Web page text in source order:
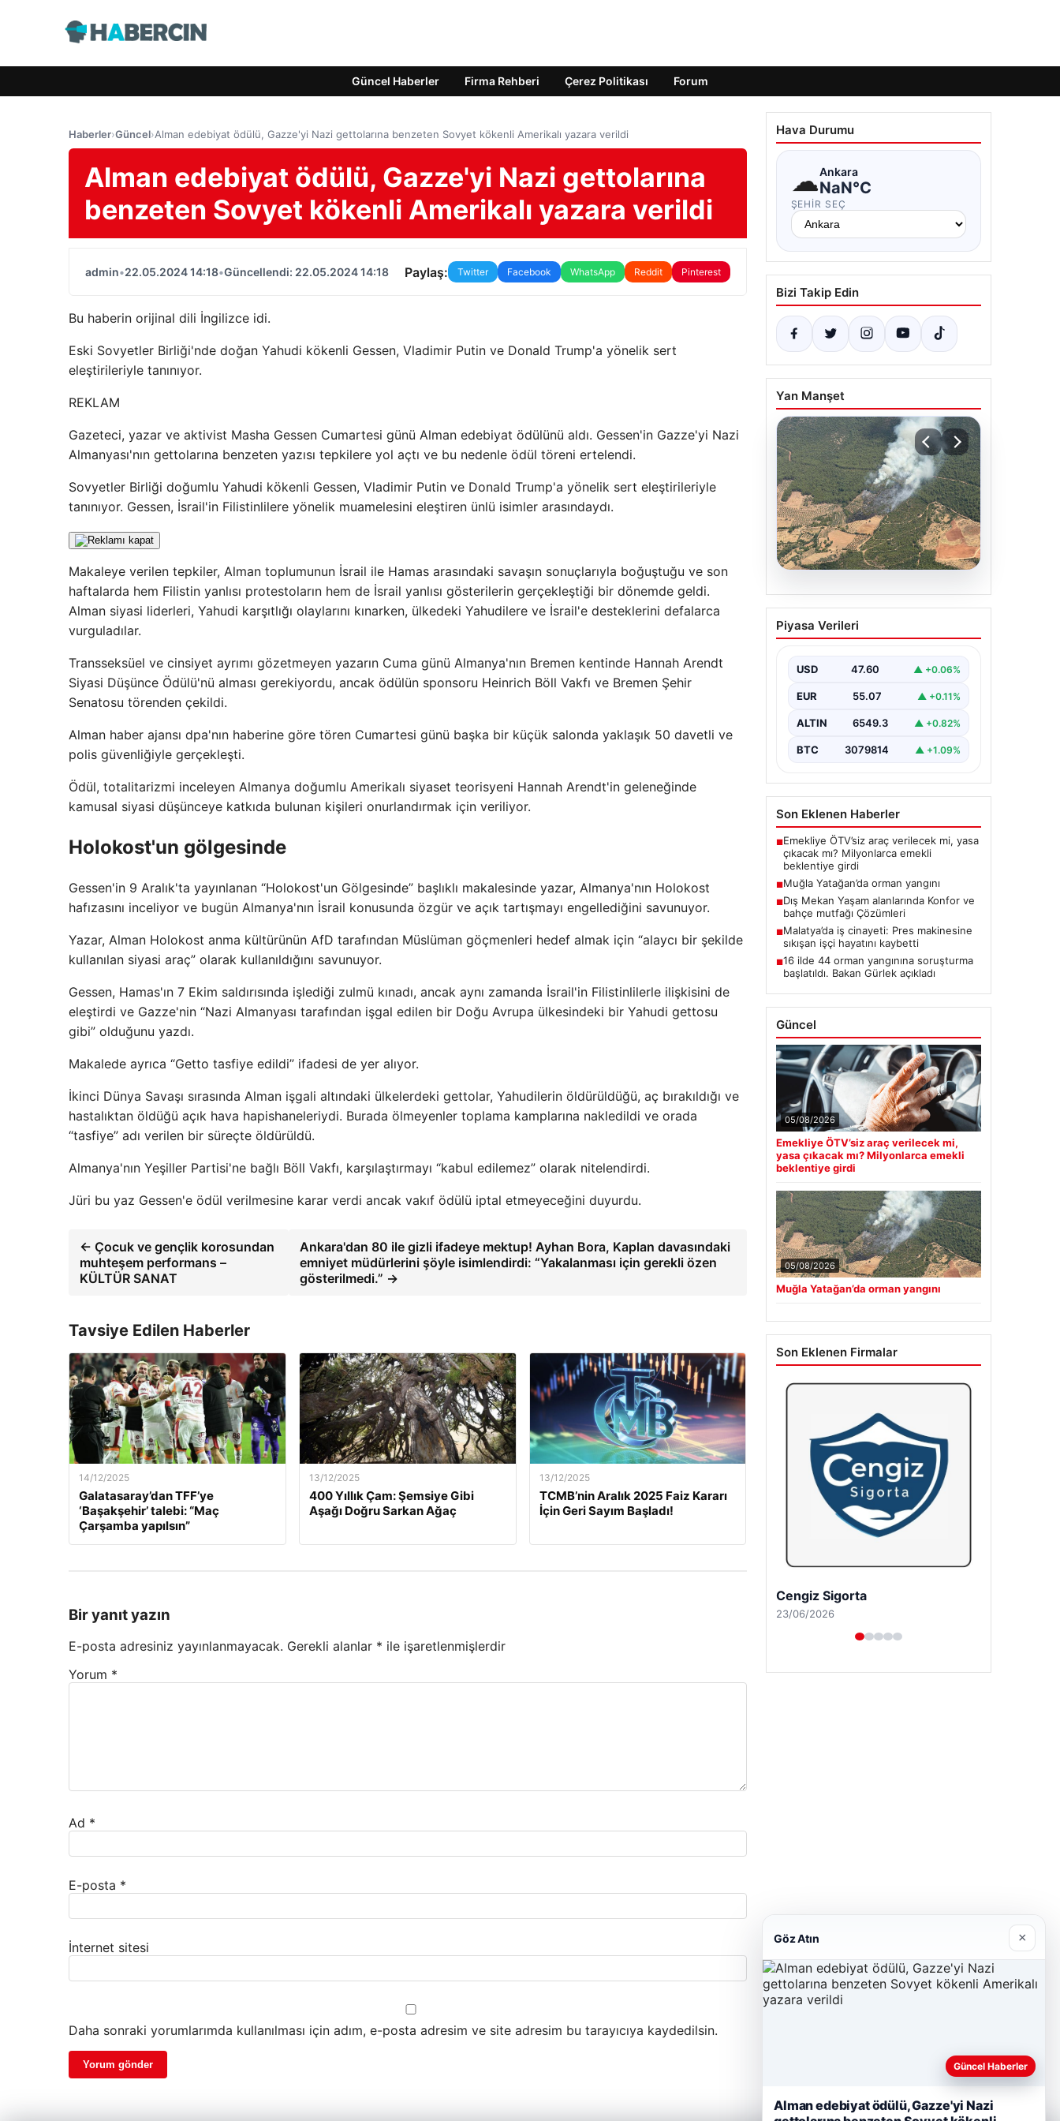
Güncel Haberler Firma Rehberi Çerez Politikası Forum
Haberler›Güncel›Alman edebiyat ödülü, Gazze'yi Nazi gettolarına benzeten Sovyet kökenli Amerikalı yazara verildi
Alman edebiyat ödülü, Gazze'yi Nazi gettolarına
benzeten Sovyet kökenli Amerikalı yazara verildi
admin•22.05.2024 14:18•Güncellendi: 22.05.2024 14:18 Paylaş: Twitter Facebook WhatsApp Reddit Pinterest
Bu haberin orijinal dili İngilizce idi.
Eski Sovyetler Birliği'nde doğan Yahudi kökenli Gessen, Vladimir Putin ve Donald Trump'a yönelik sert
eleştirileriyle tanınıyor.
REKLAM
Gazeteci, yazar ve aktivist Masha Gessen Cumartesi günü Alman edebiyat ödülünü aldı. Gessen'in Gazze'yi Nazi
Almanyası'nın gettolarına benzeten yazısı tepkilere yol açtı ve bu nedenle ödül töreni ertelendi.
Sovyetler Birliği doğumlu Yahudi kökenli Gessen, Vladimir Putin ve Donald Trump'a yönelik sert eleştirileriyle
tanınıyor. Gessen, İsrail'in Filistinlilere yönelik muamelesini eleştiren ünlü isimler arasındaydı.
Makaleye verilen tepkiler, Alman toplumunun İsrail ile Hamas arasındaki savaşın sonuçlarıyla boğuştuğu ve son
haftalarda hem Filistin yanlısı protestoların hem de İsrail yanlısı gösterilerin gerçekleştiği bir dönemde geldi.
Alman siyasi liderleri, Yahudi karşıtlığı olaylarını kınarken, ülkedeki Yahudilere ve İsrail'e desteklerini defalarca
vurguladılar.
Transseksüel ve cinsiyet ayrımı gözetmeyen yazarın Cuma günü Almanya'nın Bremen kentinde Hannah Arendt
Siyasi Düşünce Ödülü'nü alması gerekiyordu, ancak ödülün sponsoru Heinrich Böll Vakfı ve Bremen Şehir
Senatosu törenden çekildi.
Alman haber ajansı dpa'nın haberine göre tören Cumartesi günü başka bir küçük salonda yaklaşık 50 davetli ve
polis güvenliğiyle gerçekleşti.
Ödül, totalitarizmi inceleyen Almanya doğumlu Amerikalı siyaset teorisyeni Hannah Arendt'in geleneğinde
kamusal siyasi düşünceye katkıda bulunan kişileri onurlandırmak için veriliyor.
Holokost'un gölgesinde
Gessen'in 9 Aralık'ta yayınlanan “Holokost'un Gölgesinde” başlıklı makalesinde yazar, Almanya'nın Holokost
hafızasını inceliyor ve bugün Almanya'nın İsrail konusunda özgür ve açık tartışmayı engellediğini savunuyor.
Yazar, Alman Holokost anma kültürünün AfD tarafından Müslüman göçmenleri hedef almak için “alaycı bir şekilde
kullanılan siyasi araç” olarak kullanıldığını savunuyor.
Gessen, Hamas'ın 7 Ekim saldırısında işlediği zulmü kınadı, ancak aynı zamanda İsrail'in Filistinlilerle ilişkisini de
eleştirdi ve Gazze'nin “Nazi Almanyası tarafından işgal edilen bir Doğu Avrupa ülkesindeki bir Yahudi gettosu
gibi” olduğunu yazdı.
Makalede ayrıca “Getto tasfiye edildi” ifadesi de yer alıyor.
İkinci Dünya Savaşı sırasında Alman işgali altındaki ülkelerdeki gettolar, Yahudilerin öldürüldüğü, aç bırakıldığı ve
hastalıktan öldüğü açık hava hapishaneleriydi. Burada ölmeyenler toplama kamplarına nakledildi ve orada
“tasfiye” adı verilen bir süreçte öldürüldü.
Almanya'nın Yeşiller Partisi'ne bağlı Böll Vakfı, karşılaştırmayı “kabul edilemez” olarak nitelendirdi.
Jüri bu yaz Gessen'e ödül verilmesine karar verdi ancak vakıf ödülü iptal etmeyeceğini duyurdu.
← Çocuk ve gençlik korosundan
muhteşem performans –
KÜLTÜR SANAT
Ankara'dan 80 ile gizli ifadeye mektup! Ayhan Bora, Kaplan davasındaki
emniyet müdürlerini şöyle isimlendirdi: “Yakalanması için gerekli özen
gösterilmedi.” →
Tavsiye Edilen Haberler
14/12/2025
Galatasaray’dan TFF’ye
‘Başakşehir’ talebi: “Maç
Çarşamba yapılsın”
13/12/2025
400 Yıllık Çam: Şemsiye Gibi
Aşağı Doğru Sarkan Ağaç
13/12/2025
TCMB’nin Aralık 2025 Faiz Kararı
İçin Geri Sayım Başladı!
Bir yanıt yazın
E-posta adresiniz yayınlanmayacak. Gerekli alanlar * ile işaretlenmişlerdir
Yorum *
Ad *
E-posta *
İnternet sitesi
Daha sonraki yorumlarımda kullanılması için adım, e-posta adresim ve site adresim bu tarayıcıya kaydedilsin.
Hava Durumu
☁Ankara
NaN°C
ŞEHIR SEÇ
Bizi Takip Edin
Yan Manşet
05.08.2026
Muğla Yatağan’da orman
yangını
Piyasa Verileri
USD 47.60 ▲ +0.06%
EUR 55.07 ▲ +0.11%
ALTIN 6549.3 ▲ +0.82%
BTC 3079814 ▲ +1.09%
Son Eklenen Haberler
■Emekliye ÖTV’siz araç verilecek mi, yasa
çıkacak mı? Milyonlarca emekli
beklentiye girdi
■Muğla Yatağan’da orman yangını
■Dış Mekan Yaşam alanlarında Konfor ve
bahçe mutfağı Çözümleri
■Malatya’da iş cinayeti: Pres makinesine
sıkışan işçi hayatını kaybetti
■16 ilde 44 orman yangınına soruşturma
başlatıldı. Bakan Gürlek açıkladı
Güncel
05/08/2026
Emekliye ÖTV’siz araç verilecek mi,
yasa çıkacak mı? Milyonlarca emekli
beklentiye girdi
05/08/2026
Muğla Yatağan’da orman yangını
Son Eklenen Firmalar
Hastaş Beton
26/05/2026
Göz Atın ×
Güncel Haberler
Alman edebiyat ödülü, Gazze'yi Nazi